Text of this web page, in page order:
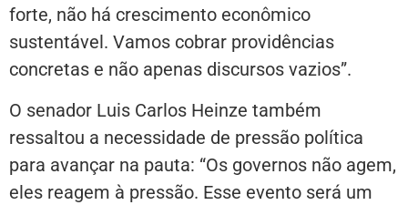
forte, não há crescimento econômico
sustentável. Vamos cobrar providências
concretas e não apenas discursos vazios”.
O senador Luis Carlos Heinze também
ressaltou a necessidade de pressão política
para avançar na pauta: “Os governos não agem,
eles reagem à pressão. Esse evento será um